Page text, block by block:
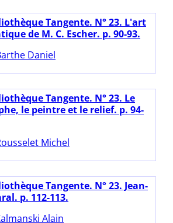
Tangente. N° 23. L'art
de M. C. Escher. p. 90-93.
Daniel
Tangente. N° 23. Le
le peintre et le relief. p. 94-
Michel
Tangente. N° 23. Jean-
p. 112-113.
Alain